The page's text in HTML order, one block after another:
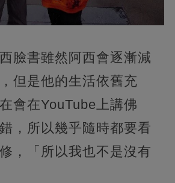
臉書雖然阿西會逐漸減
但是他的生活依舊充
會在YouTube上講佛
，所以幾乎隨時都要看
，「所以我也不是沒有